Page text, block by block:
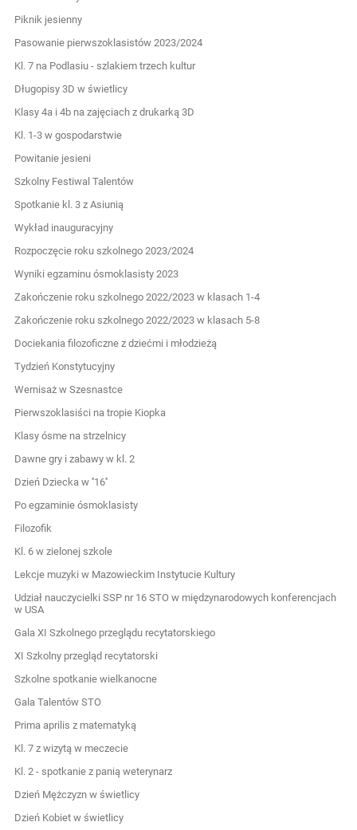
Piknik jesienny
Pasowanie pierwszoklasistów 2023/2024
Kl. 7 na Podlasiu - szlakiem trzech kultur
Długopisy 3D w świetlicy
Klasy 4a i 4b na zajęciach z drukarką 3D
Kl. 1-3 w gospodarstwie
Powitanie jesieni
Szkolny Festiwal Talentów
Spotkanie kl. 3 z Asiunią
Wykład inauguracyjny
Rozpoczęcie roku szkolnego 2023/2024
Wyniki egzaminu ósmoklasisty 2023
Zakończenie roku szkolnego 2022/2023 w klasach 1-4
Zakończenie roku szkolnego 2022/2023 w klasach 5-8
Dociekania filozoficzne z dziećmi i młodzieżą
Tydzień Konstytucyjny
Wernisaż w Szesnastce
Pierwszoklasiści na tropie Kiopka
Klasy ósme na strzelnicy
Dawne gry i zabawy w kl. 2
Dzień Dziecka w ''16''
Po egzaminie ósmoklasisty
Filozofik
Kl. 6 w zielonej szkole
Lekcje muzyki w Mazowieckim Instytucie Kultury
Udział nauczycielki SSP nr 16 STO w międzynarodowych konferencjach
w USA
Gala XI Szkolnego przeglądu recytatorskiego
XI Szkolny przegląd recytatorski
Szkolne spotkanie wielkanocne
Gala Talentów STO
Prima aprilis z matematyką
Kl. 7 z wizytą w meczecie
Kl. 2 - spotkanie z panią weterynarz
Dzień Mężczyzn w świetlicy
Dzień Kobiet w świetlicy